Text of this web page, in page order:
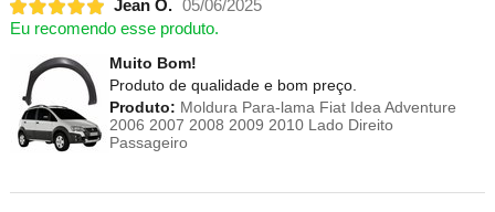
Jean O. 05/06/2025
Eu recomendo esse produto.
Muito Bom!
Produto de qualidade e bom preço.
Produto: Moldura Para-lama Fiat Idea Adventure
2006 2007 2008 2009 2010 Lado Direito
Passageiro